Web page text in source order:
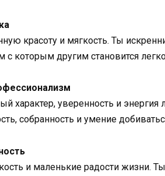
красоту и мягкость. Ты
которым другим становится
характер, уверенность и
собранность и умение
и маленькие радости жизни.